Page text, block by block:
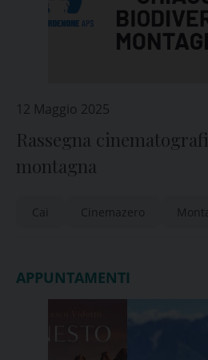
12 Maggio 2025
Rassegna
montagna
Cai Cinemazero
APPUNTAMENTI